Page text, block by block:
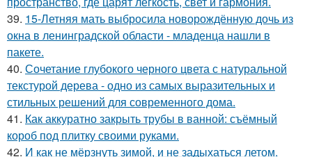
39. 15-Летняя мать выбросила новорождённую дочь из
окна в ленинградской области - младенца нашли в
пакете.
40. Сочетание глубокого черного цвета с натуральной
текстурой дерева - одно из самых выразительных и
стильных решений для современного дома.
41. Как аккуратно закрыть трубы в ванной: съёмный
короб под плитку своими руками.
42. И как не мёрзнуть зимой, и не задыхаться летом.